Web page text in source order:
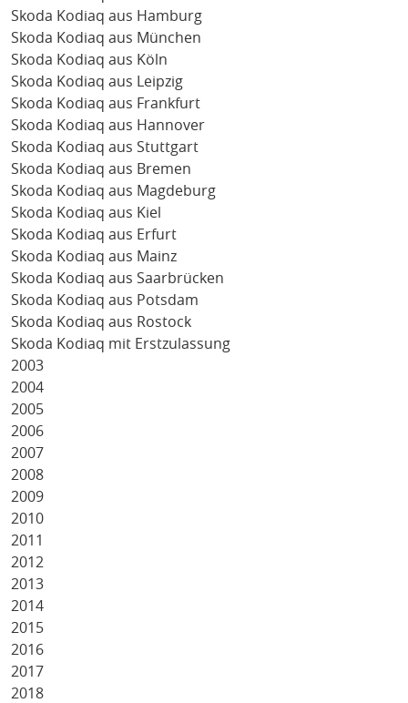
Skoda Kodiaq aus Hamburg
Skoda Kodiaq aus München
Skoda Kodiaq aus Köln
Skoda Kodiaq aus Leipzig
Skoda Kodiaq aus Frankfurt
Skoda Kodiaq aus Hannover
Skoda Kodiaq aus Stuttgart
Skoda Kodiaq aus Bremen
Skoda Kodiaq aus Magdeburg
Skoda Kodiaq aus Kiel
Skoda Kodiaq aus Erfurt
Skoda Kodiaq aus Mainz
Skoda Kodiaq aus Saarbrücken
Skoda Kodiaq aus Potsdam
Skoda Kodiaq aus Rostock
Skoda Kodiaq mit Erstzulassung
2003
2004
2005
2006
2007
2008
2009
2010
2011
2012
2013
2014
2015
2016
2017
2018